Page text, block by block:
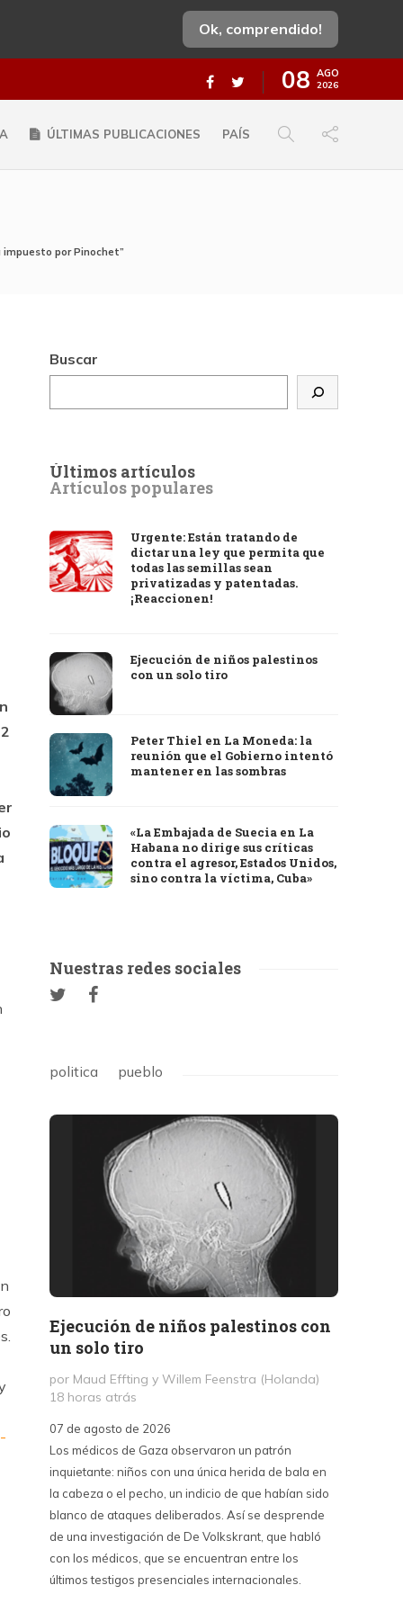
Ok, comprendido!
08 AGO
2026
ÚLTIMAS PUBLICACIONES PAÍS
impuesto por Pinochet”
Buscar
Últimos artículos
Artículos populares
Urgente: Están tratando de
dictar una ley que permita que
todas las semillas sean
privatizadas y patentadas.
¡Reaccionen!
Ejecución de niños palestinos
con un solo tiro
Peter Thiel en La Moneda: la
reunión que el Gobierno intentó
mantener en las sombras
«La Embajada de Suecia en La
Habana no dirige sus críticas
contra el agresor, Estados Unidos,
sino contra la víctima, Cuba»
Nuestras redes sociales
politica pueblo
Ejecución de niños palestinos con
un solo tiro
por Maud Effting y Willem Feenstra (Holanda)
18 horas atrás
07 de agosto de 2026
Los médicos de Gaza observaron un patrón
inquietante: niños con una única herida de bala en
la cabeza o el pecho, un indicio de que habían sido
blanco de ataques deliberados. Así se desprende
de una investigación de De Volkskrant, que habló
con los médicos, que se encuentran entre los
últimos testigos presenciales internacionales.